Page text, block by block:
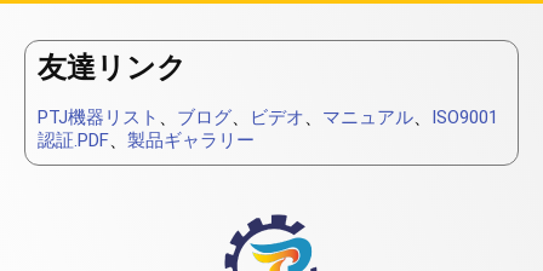
友達リンク
PTJ機器リスト 、 ブログ、 ビデオ、 マニュアル、 ISO9001
認証.PDF、 製品ギャラリー